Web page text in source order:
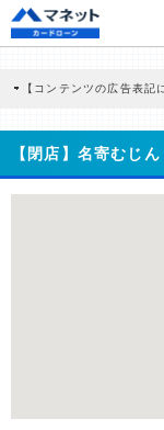
【コンテンツの広告表記
商品を根拠なくPRするも
どに基づき、公平性を担保
>提携企業一覧
【閉店】名寄むじ